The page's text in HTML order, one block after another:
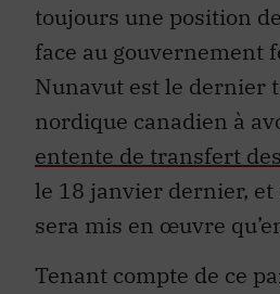
toujours une position
face au gouvernement
Nunavut est le dernier
nordique canadien à
entente de transfert
le 18 janvier dernier,
sera mis en œuvre
Tenant compte de ce